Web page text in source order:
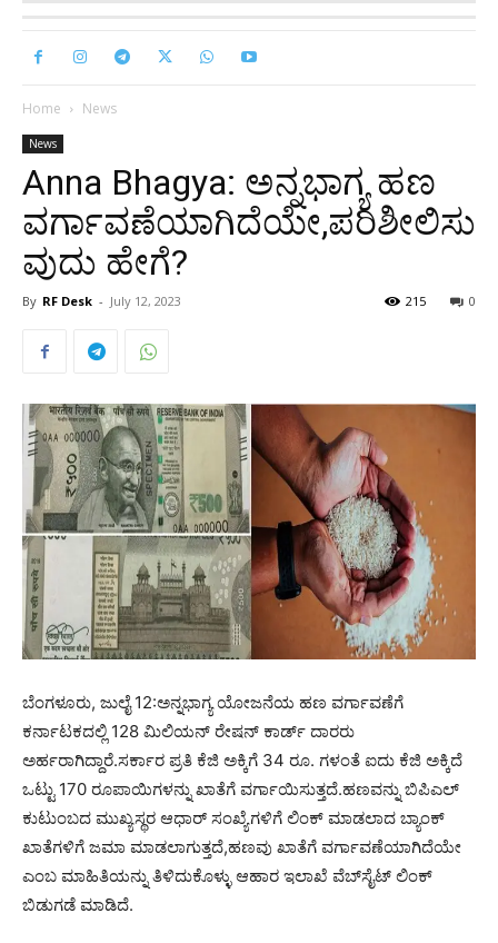
Home News
News
Anna Bhagya: ಅನ್ನಭಾಗ್ಯ ಹಣ
ವರ್ಗಾವಣೆಯಾಗಿದೆಯೇ,ಪರಿಶೀಲಿಸು
ವುದು ಹೇಗೆ?
By RF Desk - July 12, 2023 0
215
ಬೆಂಗಳೂರು, ಜುಲೈ 12:ಅನ್ನಭಾಗ್ಯ ಯೋಜನೆಯ ಹಣ ವರ್ಗಾವಣೆಗೆ
ಕರ್ನಾಟಕದಲ್ಲಿ 128 ಮಿಲಿಯನ್ ರೇಷನ್ ಕಾರ್ಡ್ ದಾರರು
ಅರ್ಹರಾಗಿದ್ದಾರೆ.ಸರ್ಕಾರ ಪ್ರತಿ ಕೆಜಿ ಅಕ್ಕಿಗೆ 34 ರೂ. ಗಳಂತೆ ಐದು ಕೆಜಿ ಅಕ್ಕಿದೆ
ಒಟ್ಟು 170 ರೂಪಾಯಿಗಳನ್ನು ಖಾತೆಗೆ ವರ್ಗಾಯಿಸುತ್ತದೆ.ಹಣವನ್ನು ಬಿಪಿಎಲ್
ಕುಟುಂಬದ ಮುಖ್ಯಸ್ಥರ ಆಧಾರ್ ಸಂಖ್ಯೆಗಳಿಗೆ ಲಿಂಕ್ ಮಾಡಲಾದ ಬ್ಯಾಂಕ್
ಖಾತೆಗಳಿಗೆ ಜಮಾ ಮಾಡಲಾಗುತ್ತದೆ,ಹಣವು ಖಾತೆಗೆ ವರ್ಗಾವಣೆಯಾಗಿದೆಯೇ
ಎಂಬ ಮಾಹಿತಿಯನ್ನು ತಿಳಿದುಕೊಳ್ಳು ಆಹಾರ ಇಲಾಖೆ ವೆಬ್‌ಸೈಟ್‌ ಲಿಂಕ್‌
ಬಿಡುಗಡೆ ಮಾಡಿದೆ.